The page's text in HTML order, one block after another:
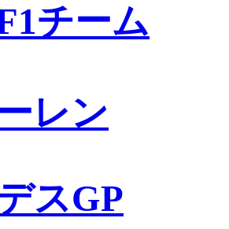
チーム
レン
スGP